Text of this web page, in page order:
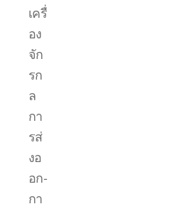
เครื่
อง
จัก
รก
ล
กา
รส่
งอ
อก-
กา